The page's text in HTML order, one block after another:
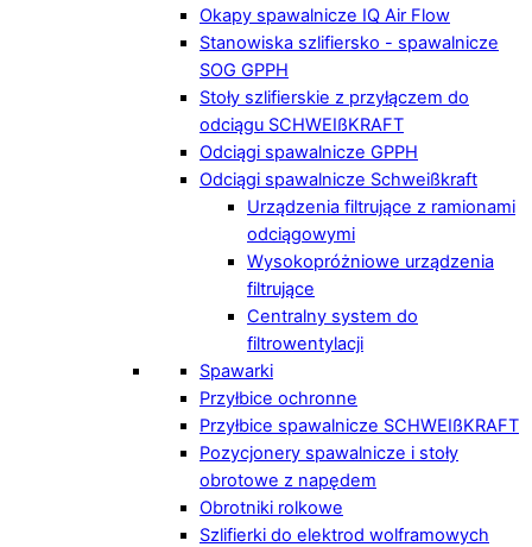
Okapy spawalnicze IQ Air Flow
Stanowiska szlifiersko - spawalnicze
SOG GPPH
Stoły szlifierskie z przyłączem do
odciągu SCHWEIßKRAFT
Odciągi spawalnicze GPPH
Odciągi spawalnicze Schweißkraft
Urządzenia filtrujące z ramionami
odciągowymi
Wysokopróżniowe urządzenia
filtrujące
Centralny system do
filtrowentylacji
Spawarki
Przyłbice ochronne
Przyłbice spawalnicze SCHWEIßKRAFT
Pozycjonery spawalnicze i stoły
obrotowe z napędem
Obrotniki rolkowe
Szlifierki do elektrod wolframowych